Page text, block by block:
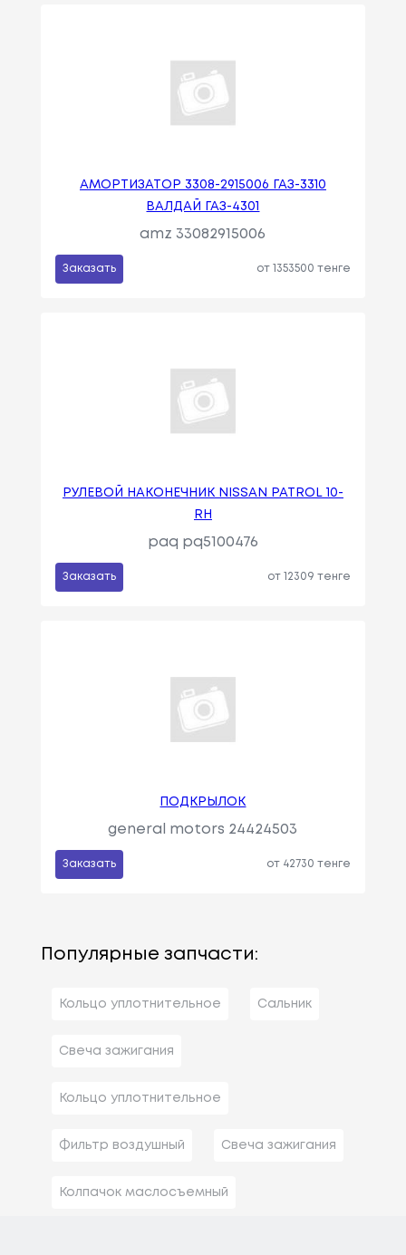
АМОРТИЗАТОР 3308-2915006 ГАЗ-3310
ВАЛДАЙ ГАЗ-4301
amz 33082915006
Заказать от 1353500 тенге
РУЛЕВОЙ НАКОНЕЧНИК NISSAN PATROL 10-
RH
paq pq5100476
Заказать от 12309 тенге
ПОДКРЫЛОК
general motors 24424503
Заказать от 42730 тенге
Популярные запчасти:
Кольцо уплотнительное Сальник
Свеча зажигания
Кольцо уплотнительное
Фильтр воздушный Свеча зажигания
Колпачок маслосъемный